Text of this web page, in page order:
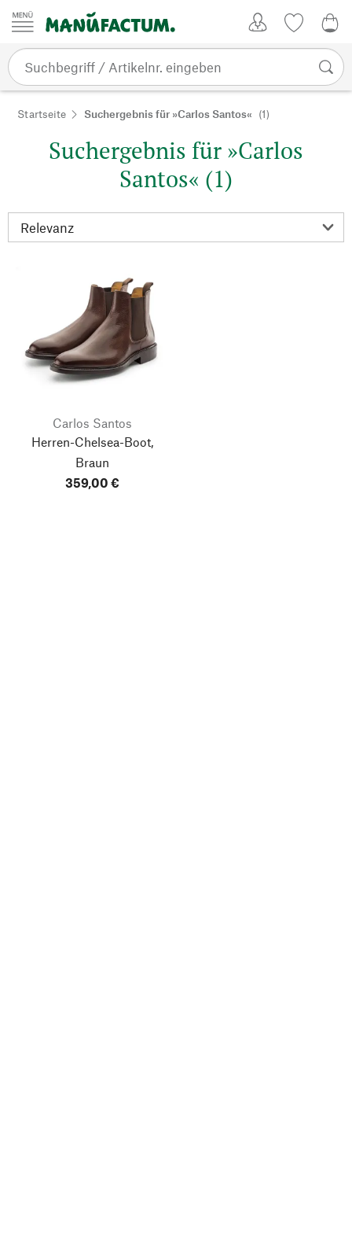
Zum Inhalt springen
Startseite Suchergebnis für »Carlos Santos« (1)
Suchergebnis für »Carlos
Santos« (1)
Carlos Santos
Herren-Chelsea-Boot,
Braun
359,00 €